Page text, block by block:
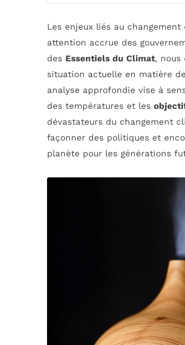
Les enjeux liés au
attention accrue des
des Essentiels du Climat, nous
situation actuelle en matière
analyse approfondie vise à
des températures et les
dévastateurs du changement
façonner des politiques et
planète pour les générations